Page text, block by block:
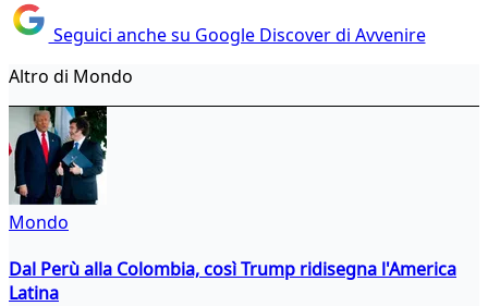
Seguici anche su Google Discover di Avvenire
Altro di Mondo
Mondo
Dal Perù alla Colombia, così Trump ridisegna l'America
Latina